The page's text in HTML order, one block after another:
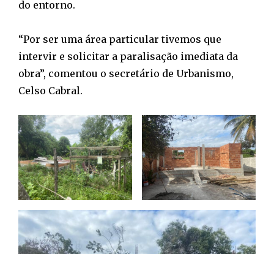
do entorno.
“Por ser uma área particular tivemos que
intervir e solicitar a paralisação imediata da
obra”, comentou o secretário de Urbanismo,
Celso Cabral.